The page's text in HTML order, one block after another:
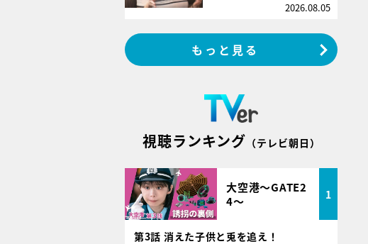
2026.08.05
もっと見る
視聴ランキング （テレビ朝日）
大空港～GATE2
4～
1
第3話 消えた子供と兎を追え！